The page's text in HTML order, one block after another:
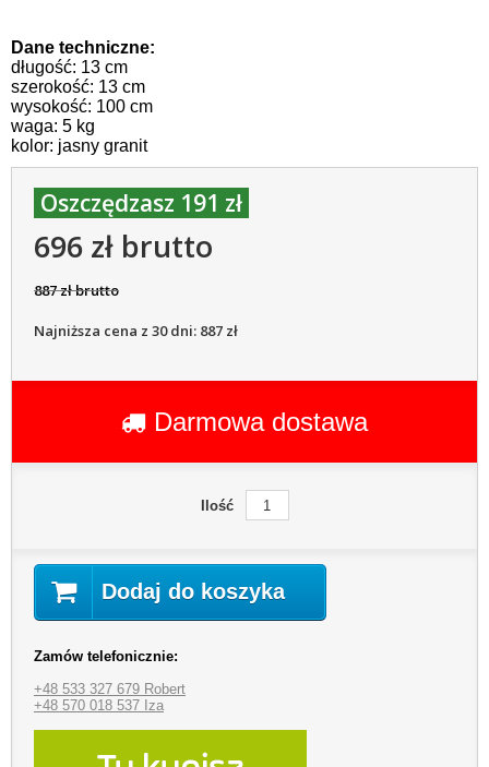
Dane techniczne:
długość: 13 cm
szerokość: 13 cm
wysokość: 100 cm
waga: 5 kg
kolor: jasny granit
Oszczędzasz 191 zł
696 zł brutto
887 zł brutto
Najniższa cena z 30 dni: 887 zł
Darmowa dostawa
Ilość
Dodaj do koszyka
Zamów telefonicznie:
+48 533 327 679 Robert
+48 570 018 537 Iza